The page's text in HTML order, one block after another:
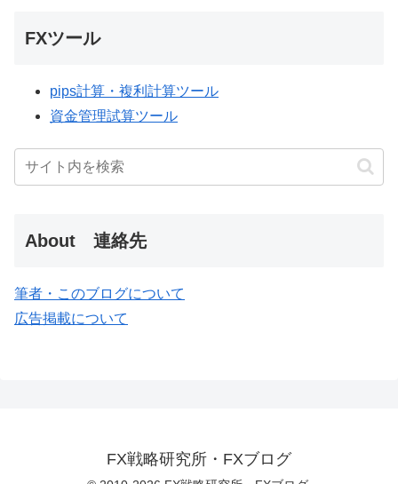
FXツール
pips計算・複利計算ツール
資金管理試算ツール
About 連絡先
筆者・このブログについて
広告掲載について
FX戦略研究所・FXブログ